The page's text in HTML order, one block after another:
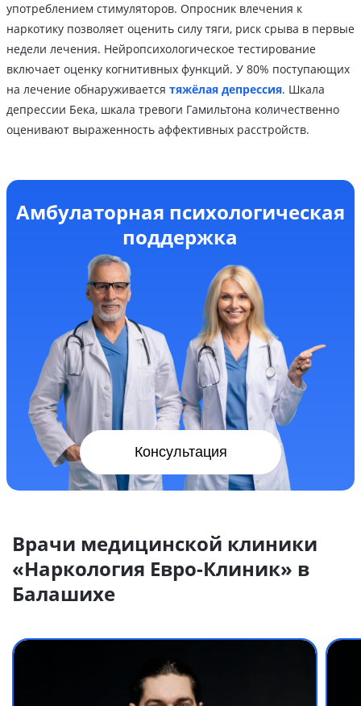
употреблением стимуляторов. Опросник влечения к
наркотику позволяет оценить силу тяги, риск срыва в первые
недели лечения. Нейропсихологическое тестирование
включает оценку когнитивных функций. У 80% поступающих
на лечение обнаруживается тяжёлая депрессия. Шкала
депрессии Бека, шкала тревоги Гамильтона количественно
оценивают выраженность аффективных расстройств.
Амбулаторная психологическая
поддержка
Консультация
Врачи медицинской клиники
«Наркология Евро-Клиник» в
Балашихе